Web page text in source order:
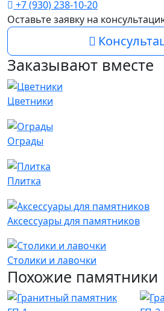
+7 (930) 238-10-20
Оставьте заявку на
Заказывают вместе
Цветники
Ограды
Плитка
Аксессуары для памятников
Столики и лавочки
Похожие памятники